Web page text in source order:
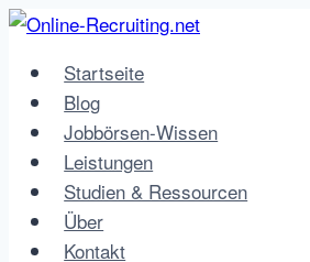
Zum
springenStartseite
Blog
Jobbörsen-Wissen
Leistungen
Studien & Ressourcen
Über
Kontakt